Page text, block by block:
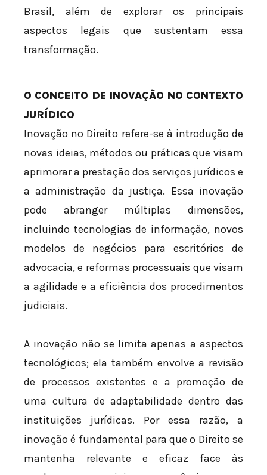
Brasil, além de explorar os principais
aspectos legais que sustentam essa
transformação.
O CONCEITO DE INOVAÇÃO NO CONTEXTO
JURÍDICO
Inovação no Direito refere-se à introdução de
novas ideias, métodos ou práticas que visam
aprimorar a prestação dos serviços jurídicos e
a administração da justiça. Essa inovação
pode abranger múltiplas dimensões,
incluindo tecnologias de informação, novos
modelos de negócios para escritórios de
advocacia, e reformas processuais que visam
a agilidade e a eficiência dos procedimentos
judiciais.
A inovação não se limita apenas a aspectos
tecnológicos; ela também envolve a revisão
de processos existentes e a promoção de
uma cultura de adaptabilidade dentro das
instituições jurídicas. Por essa razão, a
inovação é fundamental para que o Direito se
mantenha relevante e eficaz face às